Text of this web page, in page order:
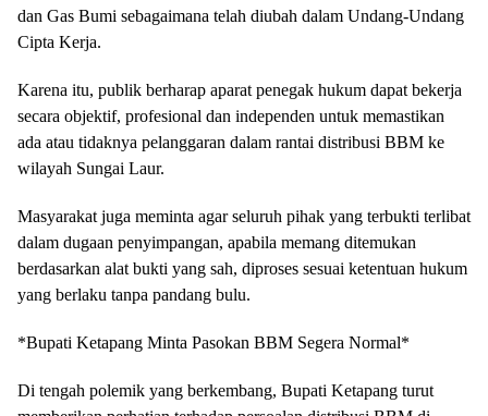
dan Gas Bumi sebagaimana telah diubah dalam Undang-Undang
Cipta Kerja.
Karena itu, publik berharap aparat penegak hukum dapat bekerja
secara objektif, profesional dan independen untuk memastikan
ada atau tidaknya pelanggaran dalam rantai distribusi BBM ke
wilayah Sungai Laur.
Masyarakat juga meminta agar seluruh pihak yang terbukti terlibat
dalam dugaan penyimpangan, apabila memang ditemukan
berdasarkan alat bukti yang sah, diproses sesuai ketentuan hukum
yang berlaku tanpa pandang bulu.
*Bupati Ketapang Minta Pasokan BBM Segera Normal*
Di tengah polemik yang berkembang, Bupati Ketapang turut